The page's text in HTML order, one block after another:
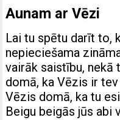
Aunam ar Vēzi
Lai tu spētu darīt to,
nepieciešama
vairāk saistību, nekā
domā, ka Vēzis ir
Vēzis domā, ka tu
Beigu beigās jūs abi